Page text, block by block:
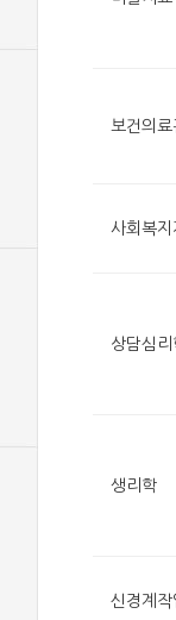
보건의
사회복지
상담심리
생리학
신경계